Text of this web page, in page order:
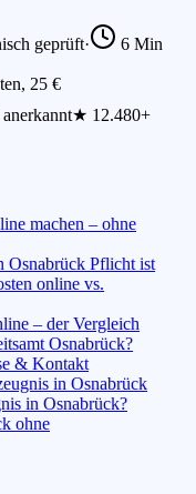
geprüft· 6 Min
25 €
★ 12.480+
machen – ohne
Osnabrück Pflicht ist
online vs.
– der Vergleich
Osnabrück?
& Kontakt
in Osnabrück
in Osnabrück?
ohne